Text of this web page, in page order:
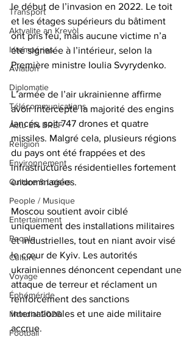
Transport
Aktyalite an Kreyòl
Intempéries
Aviation
Diplomatie
Télécommunications
Actu EN BREF
Religion
Environnement
Culture & Loisirs
People / Musique
Entertainment
People
Culture
Voyage
Éphéméride
Mondial 2026
Football
le début de l’invasion en 2022. Le toit
et les étages supérieurs du bâtiment
ont pris feu, mais aucune victime n’a
été signalée à l’intérieur, selon la
Première ministre Ioulia Svyrydenko.
L’armée de l’air ukrainienne affirme
avoir intercepté la majorité des engins
lancés, soit 747 drones et quatre
missiles. Malgré cela, plusieurs régions
du pays ont été frappées et des
infrastructures résidentielles fortement
endommagées.
Moscou soutient avoir ciblé
uniquement des installations militaires
et industrielles, tout en niant avoir visé
le cœur de Kyiv. Les autorités
ukrainiennes dénoncent cependant une
attaque de terreur et réclament un
renforcement des sanctions
internationales et une aide militaire
accrue.